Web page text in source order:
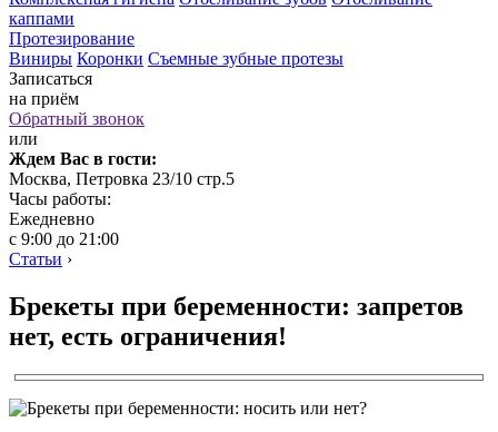
каппами
Протезирование
Виниры Коронки Съемные зубные протезы
Записаться
на приём
Обратный звонок
или
Ждем Вас в гости:
Москва, Петровка 23/10 стр.5
Часы работы:
Ежедневно
с 9:00 до 21:00
Статьи ›
Брекеты при беременности: запретов
нет, есть ограничения!